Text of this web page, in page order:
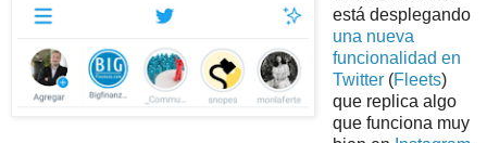
está desplegando
una nueva
funcionalidad en
Twitter(Fleets)
que replica algo
que funciona muy